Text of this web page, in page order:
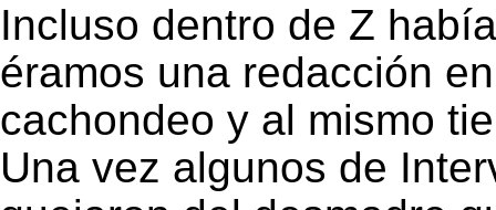
Incluso dentro de Z
éramos una redacción
cachondeo y al mismo
Una vez algunos de